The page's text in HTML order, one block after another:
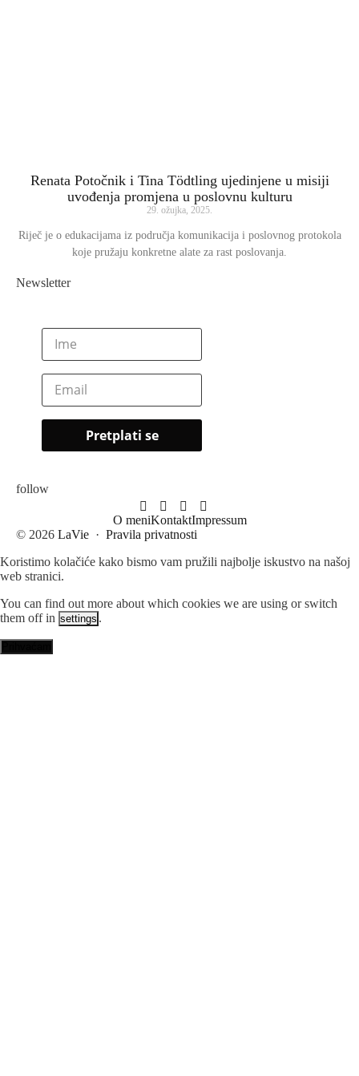
Renata Potočnik i Tina Tödtling ujedinjene u misiji
uvođenja promjena u poslovnu kulturu
29. ožujka, 2025.
Riječ je o edukacijama iz područja komunikacija i poslovnog protokola
koje pružaju konkretne alate za rast poslovanja.
Newsletter
follow
O meniKontaktImpressum
© 2026 LaVie · Pravila privatnosti
Koristimo kolačiće kako bismo vam pružili najbolje iskustvo na našoj
web stranici.
You can find out more about which cookies we are using or switch
them off in settings .